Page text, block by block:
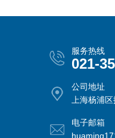
服务热线
021-
公司地址
上海杨浦
电子邮箱